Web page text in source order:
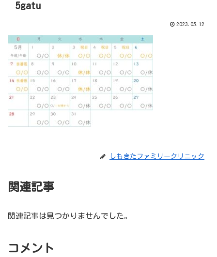
5gatu
2023.05.12
しもきたファミリークリニック
関連記事
関連記事は見つかりませんでした。
コメント